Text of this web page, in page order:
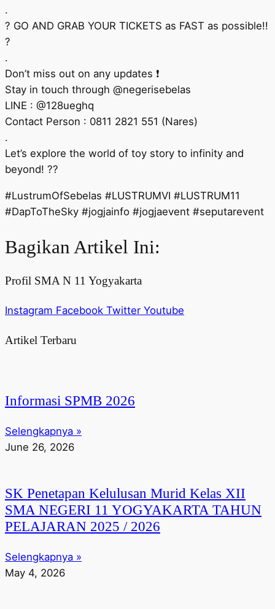
.
? GO AND GRAB YOUR TICKETS as FAST as possible!!
?
.
Don’t miss out on any updates ❗
Stay in touch through @negerisebelas
LINE : @128ueghq
Contact Person : 0811 2821 551 (Nares)
.
Let’s explore the world of toy story to infinity and
beyond! ??
#LustrumOfSebelas #LUSTRUMVI #LUSTRUM11
#DapToTheSky #jogjainfo #jogjaevent #seputarevent
Bagikan Artikel Ini:
Profil SMA N 11 Yogyakarta
Instagram Facebook Twitter Youtube
Artikel Terbaru
Informasi SPMB 2026
Selengkapnya »
June 26, 2026
SK Penetapan Kelulusan Murid Kelas XII
SMA NEGERI 11 YOGYAKARTA TAHUN
PELAJARAN 2025 / 2026
Selengkapnya »
May 4, 2026